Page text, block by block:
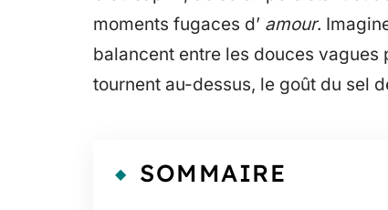
moments fugaces d’ amour.
balancent entre les douces
tournent au-dessus, le goût du sel
SOMMAIRE